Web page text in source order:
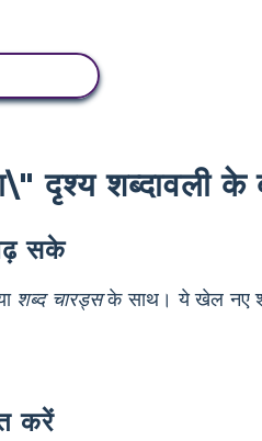
दृश्य शब्दावली के
सके
शब्द चारड्सके साथ। ये खेल नए
करें